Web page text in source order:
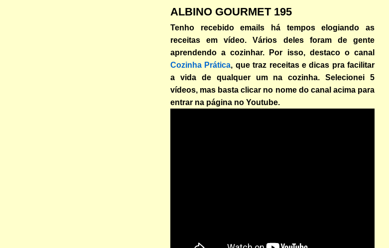
ALBINO GOURMET 195
Tenho recebido emails há tempos elogiando as
receitas em vídeo. Vários deles foram de gente
aprendendo a cozinhar. Por isso, destaco o canal
Cozinha Prática, que traz receitas e dicas pra facilitar
a vida de qualquer um na cozinha. Selecionei 5
vídeos, mas basta clicar no nome do canal acima para
entrar na página no Youtube.